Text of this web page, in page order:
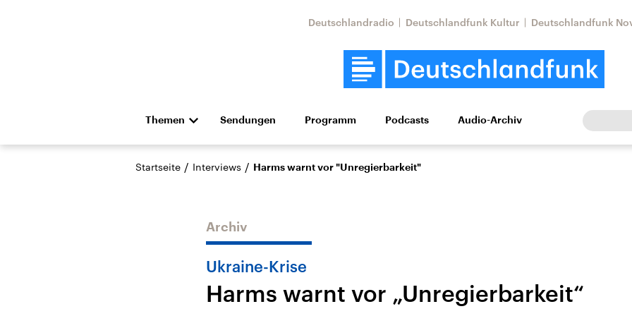
Deutschlandradio Deutschlandfunk Kultur Deutschlandfunk
Themen
Die Nachrichten Politik Wirtschaft Wissen Kultur Europa
Hörspiel und Feature Musik
Landtagswahl Sachsen-
USA
Nahostkonflikt
Aktuelle Lage und
Iran
Sendungen Programm Podcasts Audio-Archiv
Startseite / Interviews / Harms warnt vor "Unregierbarkeit"
Archiv
Ukraine-Krise
Harms warnt vor „Unregierbarkeit“